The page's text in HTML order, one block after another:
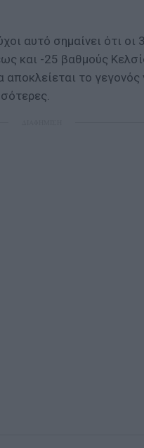
αυτό σημαίνει ότι οι
και -25 βαθμούς
το γεγονός